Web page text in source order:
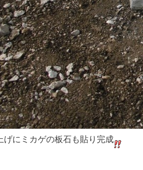
げにミカゲの板石も貼り完成